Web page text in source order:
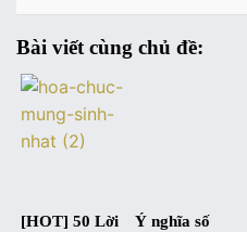
Bài viết cùng chủ đề:
[HOT] 50 Lời
Ý nghĩa số